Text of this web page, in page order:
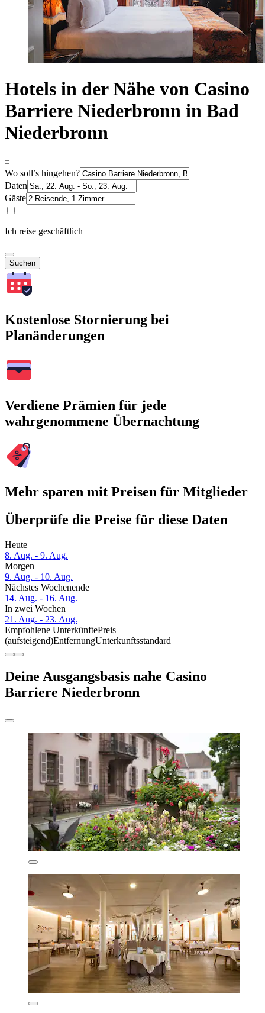
Hotels in der Nähe von Casino
Barriere Niederbronn in Bad
Niederbronn
Wo soll’s hingehen?
Daten
Gäste
Ich reise geschäftlich
Suchen
Kostenlose Stornierung bei
Planänderungen
Verdiene Prämien für jede
wahrgenommene Übernachtung
Mehr sparen mit Preisen für Mitglieder
Überprüfe die Preise für diese Daten
Heute
8. Aug. - 9. Aug.
Morgen
9. Aug. - 10. Aug.
Nächstes Wochenende
14. Aug. - 16. Aug.
In zwei Wochen
21. Aug. - 23. Aug.
Empfohlene UnterkünftePreis
(aufsteigend)EntfernungUnterkunftsstandard
Deine Ausgangsbasis nahe Casino
Barriere Niederbronn